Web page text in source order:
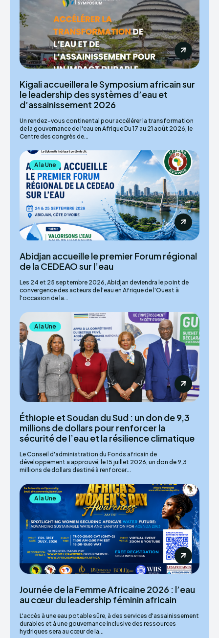
Kigali accueillera le Symposium africain sur
le leadership des systèmes d’eau et
d’assainissement 2026
Un rendez-vous continental pour accélérer la transformation
de la gouvernance de l'eau en Afrique Du 17 au 21 août 2026, le
Centre des congrès de...
A la Une
Abidjan accueille le premier Forum régional
de la CEDEAO sur l’eau
Les 24 et 25 septembre 2026, Abidjan deviendra le point de
convergence des acteurs de l'eau en Afrique de l'Ouest à
l'occasion de la...
A la Une
Éthiopie et Soudan du Sud : un don de 9,3
millions de dollars pour renforcer la
sécurité de l’eau et la résilience climatique
Le Conseil d'administration du Fonds africain de
développement a approuvé, le 15 juillet 2026, un don de 9,3
millions de dollars destiné à renforcer...
A la Une
Journée de la Femme Africaine 2026 : l’eau
au cœur du leadership féminin africain
L'accès à une eau potable sûre, à des services d'assainissement
durables et à une gouvernance inclusive des ressources
hydriques sera au cœur de la...